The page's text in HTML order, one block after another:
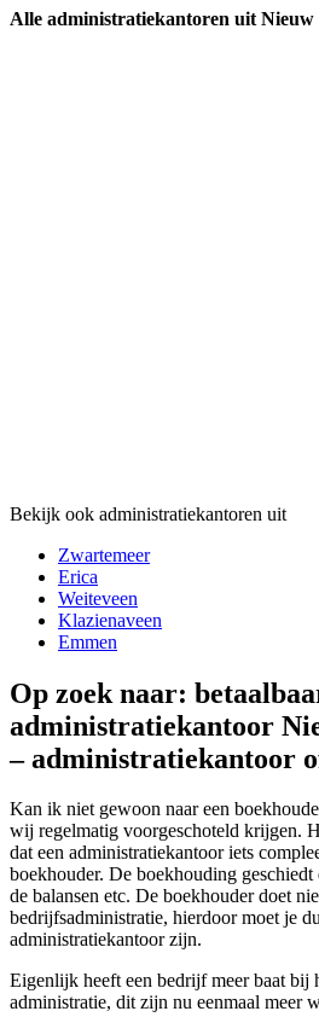
Alle administratiekantoren uit Nieuw
Bekijk ook administratiekantoren uit
Zwartemeer
Erica
Weiteveen
Klazienaveen
Emmen
Op zoek naar:
administratiekantoor
– administratiekantoor
Kan ik niet gewoon naar een
wij regelmatig voorgeschoteld krijgen.
dat een administratiekantoor iets
boekhouder. De boekhouding
de balansen etc. De boekhouder doet
bedrijfsadministratie, hierdoor moet je
administratiekantoor zijn.
Eigenlijk heeft een bedrijf meer baat bij
administratie, dit zijn nu eenmaal meer